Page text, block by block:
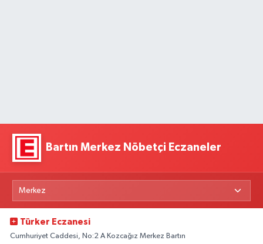
Bartın Merkez Nöbetçi Eczaneler
Türker Eczanesi
Cumhuriyet Caddesi, No:2 A Kozcağız Merkez Bartın